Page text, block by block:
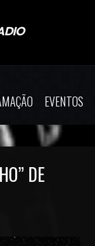
EVENTOS
DE